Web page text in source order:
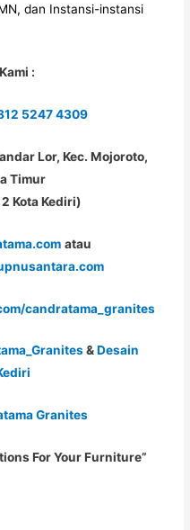
dan Instansi-instansi
:
5247 4309
Lor, Kec. Mojoroto,
Timur
Kota Kediri)
atau
candratama_granites
&Desain
Granites
For Your Furniture”